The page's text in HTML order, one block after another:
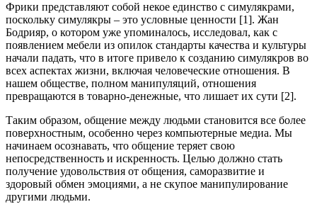
Фрики представляют собой некое единство с симулякрами,
поскольку симулякры – это условные ценности [1]. Жан
Бодрияр, о котором уже упоминалось, исследовал, как с
появлением мебели из опилок стандарты качества и культуры
начали падать, что в итоге привело к созданию симулякров во
всех аспектах жизни, включая человеческие отношения. В
нашем обществе, полном манипуляций, отношения
превращаются в товарно-денежные, что лишает их сути [2].
Таким образом, общение между людьми становится все более
поверхностным, особенно через компьютерные медиа. Мы
начинаем осознавать, что общение теряет свою
непосредственность и искренность. Целью должно стать
получение удовольствия от общения, саморазвитие и
здоровый обмен эмоциями, а не скупое манипулирование
другими людьми.